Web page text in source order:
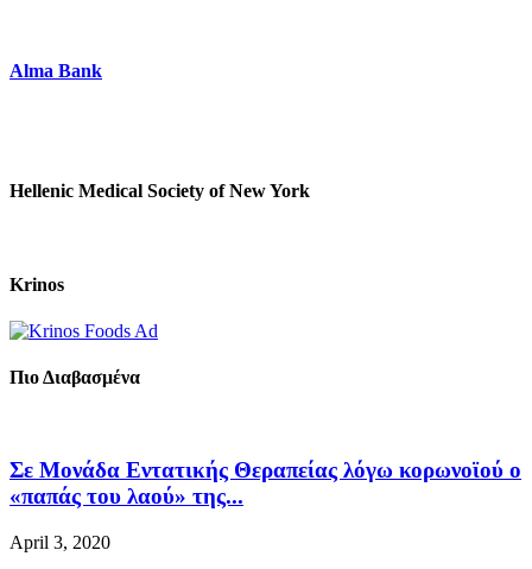
Alma Bank
Hellenic Medical Society of New York
Krinos
Πιο Διαβασμένα
Σε Μονάδα Εντατικής Θεραπείας λόγω κορωνοϊού ο
«παπάς του λαού» της...
April 3, 2020